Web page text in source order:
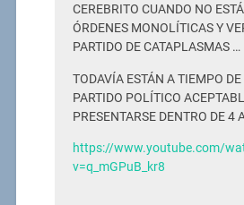
CEREBRITO CUANDO NO
ÓRDENES MONOLÍTICAS Y
PARTIDO DE CATAPLASMAS …
TODAVÍA ESTÁN A TIEMPO
PARTIDO POLÍTICO
PRESENTARSE DENTRO DE 4
https://www.youtube.com/
v=q_mGPuB_kr8